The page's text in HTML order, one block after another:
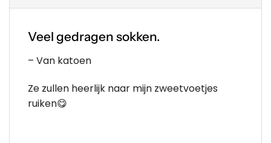
Veel gedragen sokken.
– Van katoen
Ze zullen heerlijk naar mijn zweetvoetjes
ruiken😋